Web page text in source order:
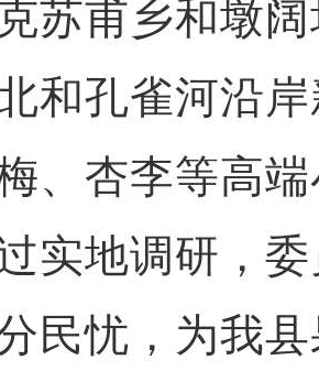
苏甫乡和墩
和孔雀河沿
、杏李等高
地调研，委
民忧，为我